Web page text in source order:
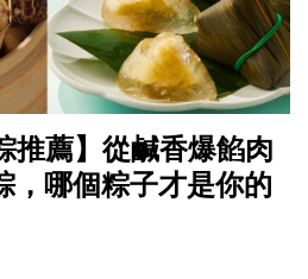
推薦】從鹹香爆餡肉
，哪個粽子才是你的